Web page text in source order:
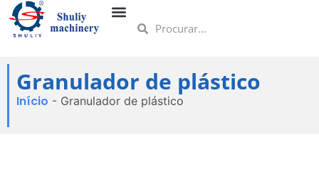
Granulador de plástico
Início - Granulador de plástico